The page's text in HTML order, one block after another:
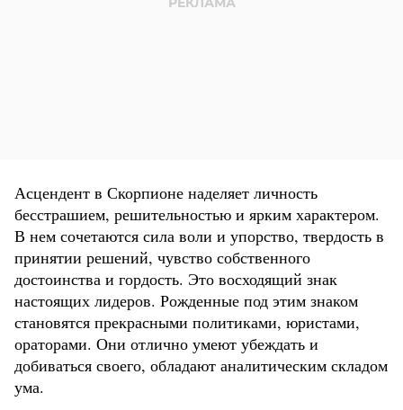
Асцендент в Скорпионе наделяет личность
бесстрашием, решительностью и ярким характером.
В нем сочетаются сила воли и упорство, твердость в
принятии решений, чувство собственного
достоинства и гордость. Это восходящий знак
настоящих лидеров. Рожденные под этим знаком
становятся прекрасными политиками, юристами,
ораторами. Они отлично умеют убеждать и
добиваться своего, обладают аналитическим складом
ума.